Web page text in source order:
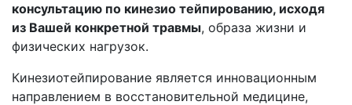
консультацию по кинезио тейпированию, исходя
из Вашей конкретной травмы, образа жизни и
физических нагрузок.
Кинезиотейпирование является инновационным
направлением в восстановительной медицине,